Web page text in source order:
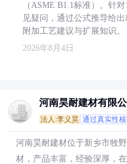
（ASME B1.1标准）。针
见疑问，通过公式推导给
附加工艺建议与扩展知识。
2026年8月4日
河南昊耐建材有限公
法人:李义昊 通过真实性
河南昊耐建材位于新乡市牧
材，产品丰富，经验深厚，